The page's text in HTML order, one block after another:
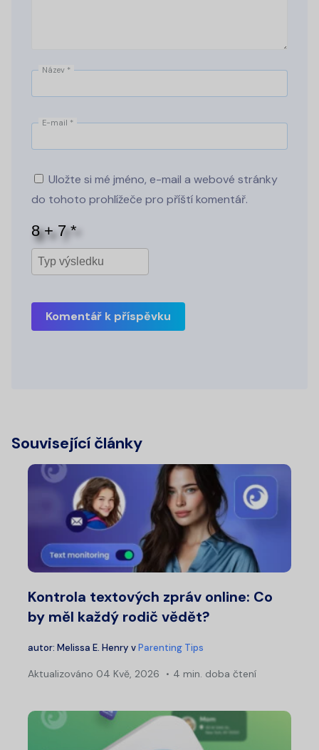
Název *
E-mail *
Uložte si mé jméno, e-mail a webové stránky
do tohoto prohlížeče pro příští komentář.
Komentář k příspěvku
Související články
Kontrola textových zpráv online: Co
by měl každý rodič vědět?
autor: Melissa E. Henry vParenting Tips
Aktualizováno 04 Kvě, 2026 4 min. doba čtení